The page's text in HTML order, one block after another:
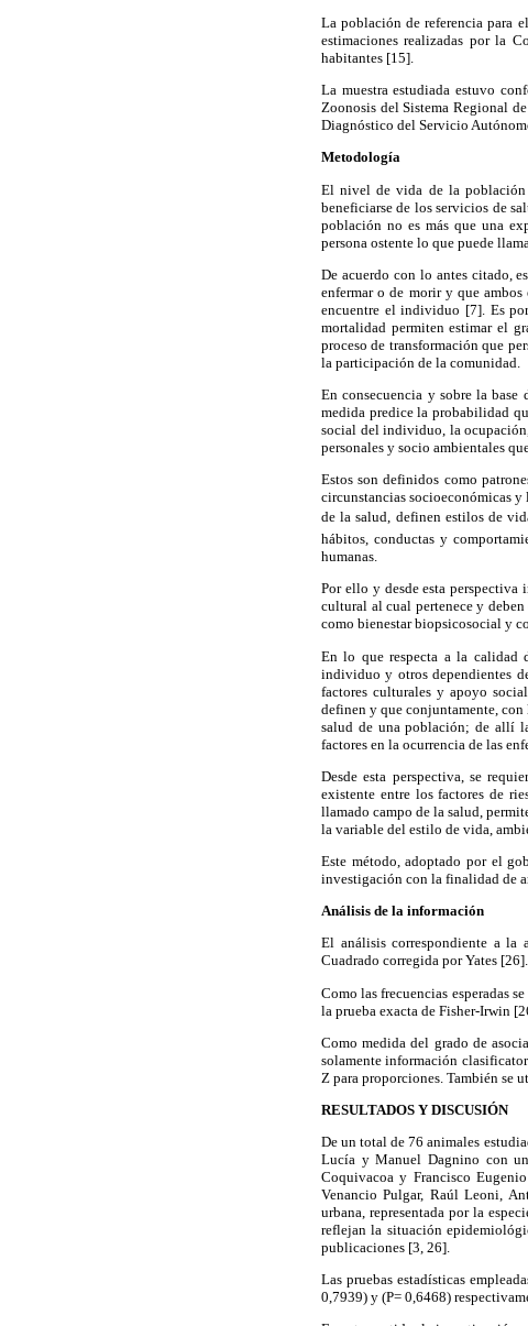
La población de referencia para
estimaciones realizadas por la
habitantes [15].
La muestra estudiada estuvo
Zoonosis del Sistema Regional
Diagnóstico del Servicio
Metodología
El nivel de vida de la población
beneficiarse de los servicios de
población no es más que una
persona ostente lo que puede
De acuerdo con lo antes citado,
enfermar o de morir y que
encuentre el individuo [7]. Es
mortalidad permiten estimar el
proceso de transformación que
la participación de la comunidad.
En consecuencia y sobre la base
medida predice la probabilidad
social del individuo, la
personales y socio ambientales
Estos son definidos como
circunstancias socioeconómicas
de la salud, definen estilos de
hábitos, conductas y
humanas.
Por ello y desde esta
cultural al cual pertenece y
como bienestar biopsicosocial y
En lo que respecta a la calidad
individuo y otros dependientes
factores culturales y apoyo
definen y que conjuntamente,
salud de una población; de allí
factores en la ocurrencia de las
Desde esta perspectiva, se
existente entre los factores de
llamado campo de la salud,
la variable del estilo de vida,
Este método, adoptado por el
investigación con la finalidad de
Análisis de la información
El análisis correspondiente a la
Cuadrado corregida por Yates [26].
Como las frecuencias esperadas
la prueba exacta de Fisher-Irwin
Como medida del grado de
solamente información
Z para proporciones. También se
RESULTADOS Y DISCUSIÓN
De un total de 76 animales
Lucía y Manuel Dagnino con
Coquivacoa y Francisco
Venancio Pulgar, Raúl Leoni,
urbana, representada por la
reflejan la situación
publicaciones [3, 26].
Las pruebas estadísticas
0,7939) y (P= 0,6468)